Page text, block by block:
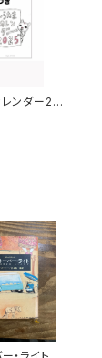
レンダー202